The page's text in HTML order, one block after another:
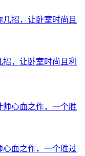
，让卧室时尚且利
心血之作，一个胜过